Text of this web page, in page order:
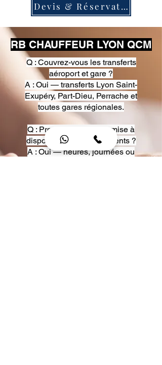
Devis & Réservation
RB CHAUFFEUR LYON QCM
Q : Couvrez-vous les transferts
aéroport et gare ?
A : Oui — transferts Lyon Saint-
Exupéry, Part-Dieu, Perrache et
toutes gares régionales.
Q : Proposez-vous une mise à
disposition pour événements ?
A : Oui — heures, journées ou